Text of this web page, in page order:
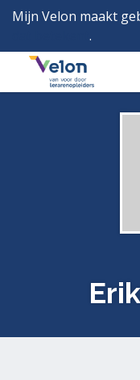
Mijn Velon maakt
.
Menu